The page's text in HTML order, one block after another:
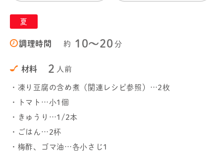
夏
調理時間 約 10〜20 分
材料 2 人前
・凍り豆腐の含め煮（関連レシピ参照）…2枚
・トマト…小1個
・きゅうり…1/2本
・ごはん…2杯
・梅酢、ゴマ油…各小さじ1